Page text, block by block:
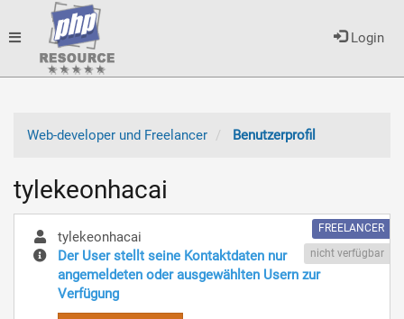
Login
Toggle
Web-developer und Freelancer
Benutzerprofil
tylekeonhacai
FREELANCER
nicht verfügbar
tylekeonhacai
Der User stellt seine Kontaktdaten nur
angemeldeten oder ausgewählten Usern zur
Verfügung